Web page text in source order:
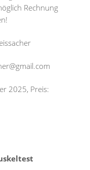
Rechnung
2025, Preis: